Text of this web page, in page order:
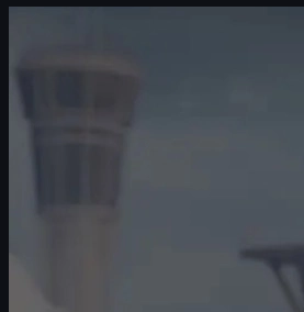
Introducción: por qué hacer 1v1 en CS2